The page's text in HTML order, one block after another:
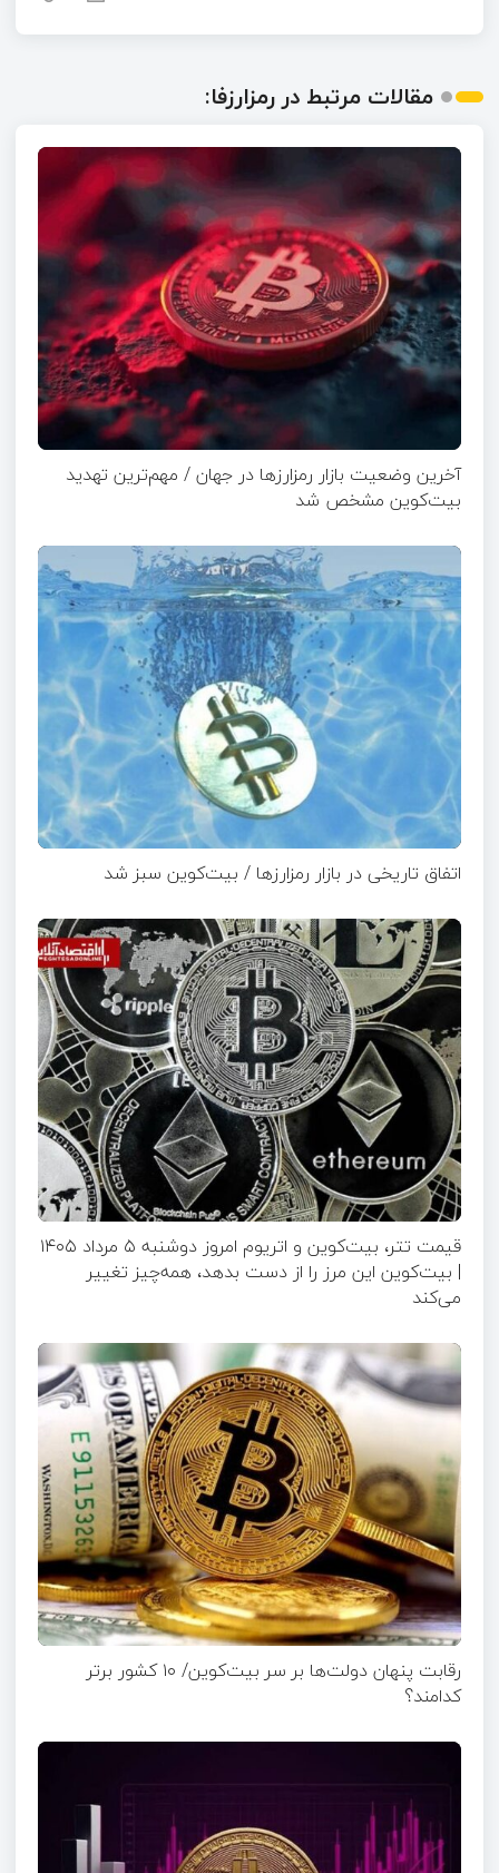
مقالات مرتبط در رمزارزفا:
آخرین وضعیت بازار رمزارزها در جهان / مهم‌ترین تهدید
بیت‌کوین مشخص شد
اتفاق تاریخی در بازار رمزارزها / بیت‌کوین سبز شد
قیمت تتر، بیت‌کوین و اتریوم امروز دوشنبه ۵ مرداد ۱۴۰۵
| بیت‌کوین این مرز را از دست بدهد، همه‌چیز تغییر
می‌کند
رقابت پنهان دولت‌ها بر سر بیت‌کوین/ ۱۰ کشور برتر
کدامند؟